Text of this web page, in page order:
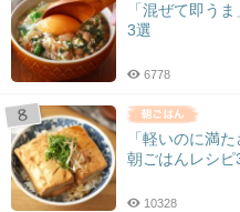
「混ぜて即う
3選
6778
「軽いのに満
朝ごはんレシピ
10328